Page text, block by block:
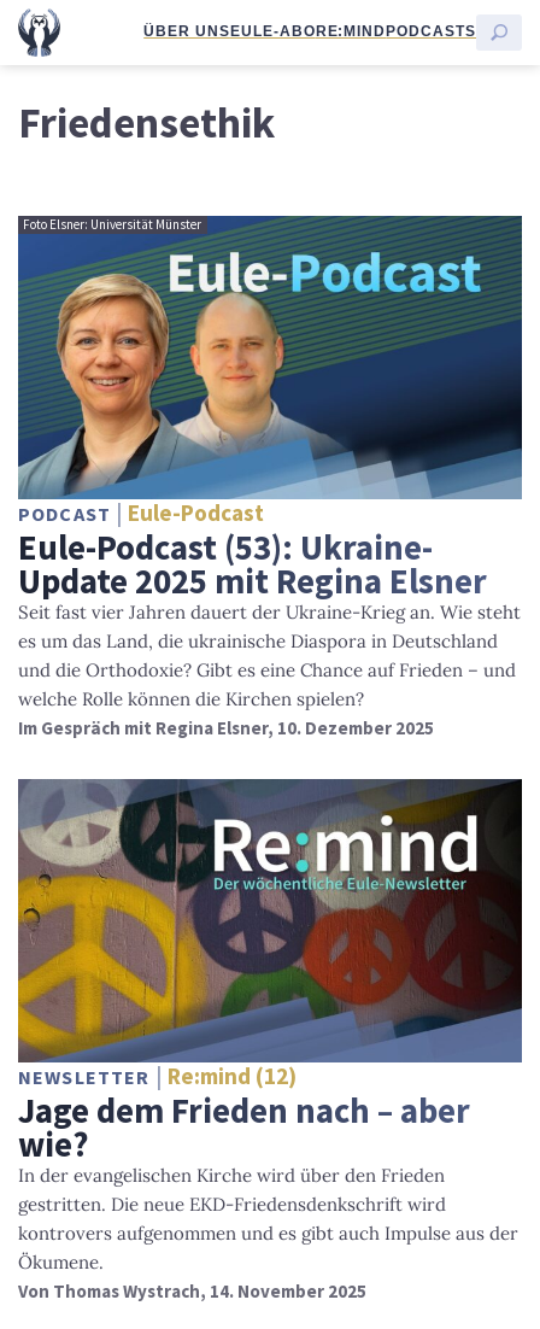
ÜBER UNSEULE-ABORE:MINDPODCASTS
Friedensethik
Foto Elsner: Universität Münster
PODCAST Eule-Podcast
Eule-Podcast (53): Ukraine-
Update 2025 mit Regina Elsner
Seit fast vier Jahren dauert der Ukraine-Krieg an. Wie steht
es um das Land, die ukrainische Diaspora in Deutschland
und die Orthodoxie? Gibt es eine Chance auf Frieden – und
welche Rolle können die Kirchen spielen?
Im Gespräch mit Regina Elsner, 10. Dezember 2025
NEWSLETTER Re:mind (12)
Jage dem Frieden nach – aber
wie?
In der evangelischen Kirche wird über den Frieden
gestritten. Die neue EKD-Friedensdenkschrift wird
kontrovers aufgenommen und es gibt auch Impulse aus der
Ökumene.
Von Thomas Wystrach, 14. November 2025